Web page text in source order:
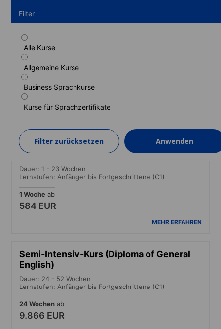
Filter
Alle Kurse
Allgemeine Kurse
Business Sprachkurse
Kurse für Sprachzertifikate
Filter zurücksetzen Anwenden
Standardkurs
Dauer: 1 - 12 Wochen
Lernstufen: Anfänger bis Fortgeschrittene (C1)
1 Woche
584 EUR
MEHR ERFAHREN
Semi-Intensiv-Kurs
Dauer: 1 - 23 Wochen
Lernstufen: Anfänger bis Fortgeschrittene (C1)
1 Woche ab
584 EUR
MEHR ERFAHREN
Semi-Intensiv-Kurs (Diploma of General
English)
Dauer: 24 - 52 Wochen
Lernstufen: Anfänger bis Fortgeschrittene (C1)
24 Wochen ab
9.866 EUR